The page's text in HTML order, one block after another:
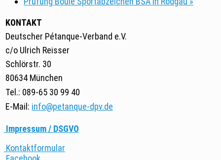
KONTAKT
Deutscher Pétanque-Verband e.V.
c/o Ulrich Reisser
Schlörstr. 30
80634 München
Tel.: 089-65 30 99 40
E-Mail: info@petanque-dpv.de
Impressum / DSGVO
Kontaktformular